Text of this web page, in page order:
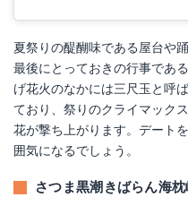
夏祭りの醍醐味である屋台や
最後にとっておきの行事であ
げ花火のなかには三尺玉と呼
ており、祭りのクライマック
花が撃ち上がります。デート
囲気になるでしょう。
さつま黒潮きばらん海